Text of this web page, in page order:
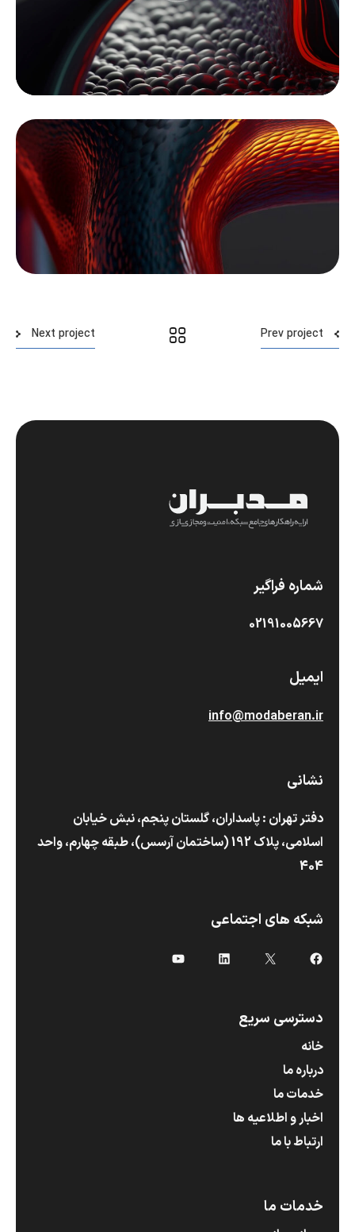
Prev project
Next project
شماره فراگیر
02191005667
ایمیل
info@modaberan.ir
نشانی
دفتر تهران : پاسداران، گلستان پنجم، نبش خیابان
اسلامی، پلاک 192 (ساختمان آرسس)،‌ طبقه چهارم، واحد
404
شبکه های اجتماعی
فیس‌بوک
X لینکداینیوتیوب
دسترسی سریع
خانه
درباره ما
خدمات ما
اخبار و اطلاعیه ها
ارتباط با ما
خدمات ما